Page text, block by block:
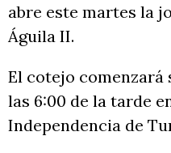
abre este martes la
Águila II.
El cotejo comenzará
las 6:00 de la tarde
Independencia de